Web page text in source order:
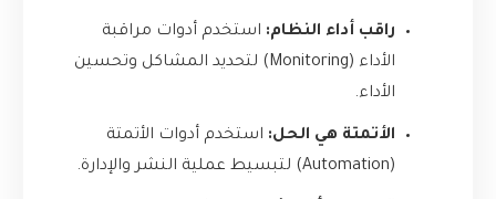
راقب أداء النظام: استخدم أدوات مراقبة
الأداء (Monitoring) لتحديد المشاكل وتحسين
الأداء.
الأتمتة هي الحل: استخدم أدوات الأتمتة
(Automation) لتبسيط عملية النشر والإدارة.